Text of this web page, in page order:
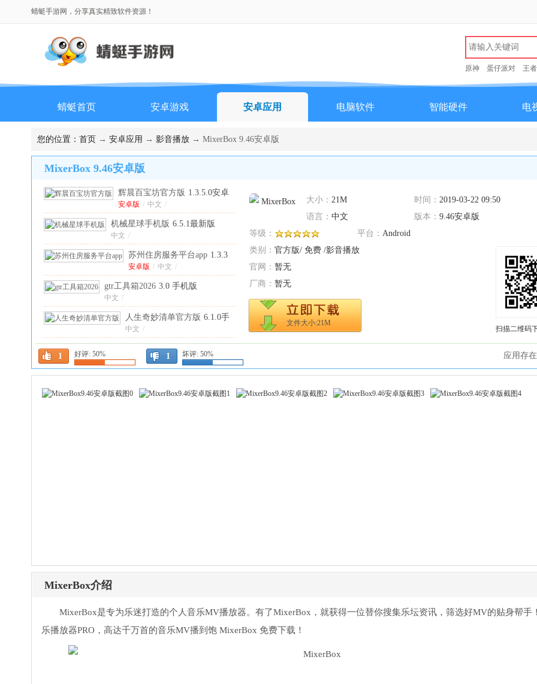
蜻蜓手游网，分享真实精致软件资源！
原神 蛋仔派对 王
蜻蜓首页 安卓游戏 安卓应用 电脑软件 智能硬件 电
您的位置： 首页 → 安卓应用 → 影音播放 → MixerBox 9.46安卓版
MixerBox 9.46安卓版
大小： 21M 时间： 2019-03-22 09:50
语言： 中文 版本： 9.46安卓版
等级：
平台： Android
类别： 官方版/ 免费 /影音播放
官网： 暂无
厂商： 暂无
文件大小:21M
1 好评: 50% 1 坏评: 50% 应用存
辉晨百宝坊官方版 1.3.5.0安卓
版
安卓版 / 中文 /
机械星球手机版 6.5.1最新版
中文 /
苏州住房服务平台app 1.3.3
安卓版
安卓版 / 中文 /
gtr工具箱2026 3.0 手机版
中文 /
人生奇妙清单官方版 6.1.0手
机版
中文 /
音乐下载器安卓版 1.0官方版
官方版 中文
卓版
安卓版 / 中文 /
扫描二维码
MixerBox介绍
MixerBox是专为乐迷打造的个人音乐MV播放器。有了MixerBox，就获得一位替你搜集乐坛资讯，筛选好MV的贴身帮手
乐播放器PRO，高达千万首的音乐MV播到饱 MixerBox 免费下载！